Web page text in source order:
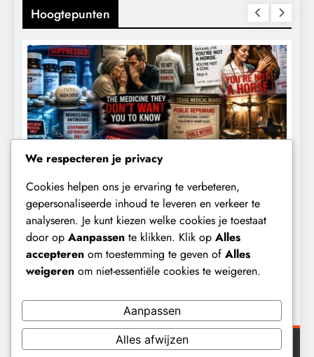
Hoogtepunten
CENSUUR CONTROLE
De medicatie die volgens sommige
kankerpatiënten verborgen blijft voor
hun eigen arts.
We respecteren je privacy
Cookies helpen ons je ervaring te verbeteren,
gepersonaliseerde inhoud te leveren en verkeer te
analyseren. Je kunt kiezen welke cookies je toestaat
door op Aanpassen te klikken. Klik op Alles
accepteren om toestemming te geven of Alles
weigeren om niet-essentiële cookies te weigeren.
Aanpassen
Alles afwijzen